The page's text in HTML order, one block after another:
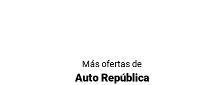
Más ofertas de
Auto República